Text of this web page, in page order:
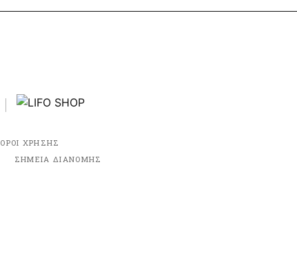
ΟΡΟΙ ΧΡΗΣΗΣ
ΣΗΜΕΙΑ ΔΙΑΝΟΜΗΣ